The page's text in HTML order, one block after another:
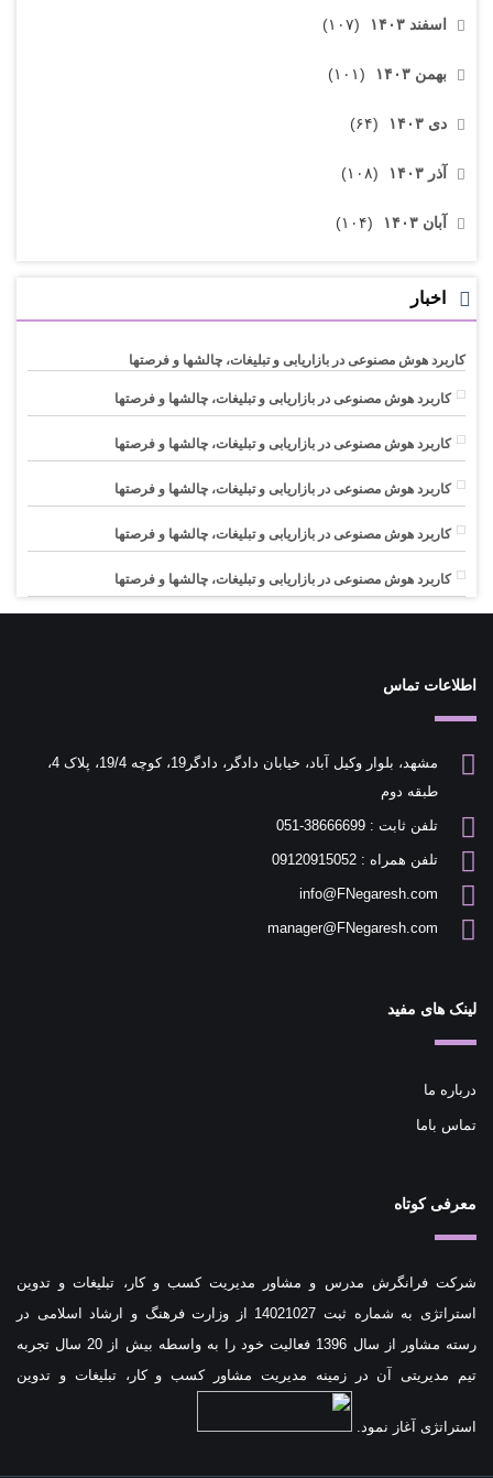
اسفند ۱۴۰۳ (۱۰۷)
بهمن ۱۴۰۳ (۱۰۱)
دی ۱۴۰۳ (۶۴)
آذر ۱۴۰۳ (۱۰۸)
آبان ۱۴۰۳ (۱۰۴)
اخبار
کاربرد هوش مصنوعی در بازاریابی و تبلیغات، چالشها و فرصتها
کاربرد هوش مصنوعی در بازاریابی و تبلیغات، چالشها و فرصتها
کاربرد هوش مصنوعی در بازاریابی و تبلیغات، چالشها و فرصتها
کاربرد هوش مصنوعی در بازاریابی و تبلیغات، چالشها و فرصتها
کاربرد هوش مصنوعی در بازاریابی و تبلیغات، چالشها و فرصتها
کاربرد هوش مصنوعی در بازاریابی و تبلیغات، چالشها و فرصتها
اطلاعات تماس
مشهد، بلوار وکیل آباد، خیابان دادگر، دادگر19، کوچه 19/4، پلاک 4،
طبقه دوم
تلفن ثابت : 38666699-051
تلفن همراه : 09120915052
info@FNegaresh.com
manager@FNegaresh.com
لینک های مفید
درباره ما
تماس باما
معرفی کوتاه
شرکت فرانگرش مدرس و مشاور مدیریت کسب و کار، تبلیغات و تدوین
استراتژی به شماره ثبت 14021027 از وزارت فرهنگ و ارشاد اسلامی در
رسته مشاور از سال 1396 فعالیت خود را به واسطه بیش از 20 سال تجربه
تیم مدیریتی آن در زمینه مدیریت مشاور کسب و کار، تبلیغات و تدوین
استراتژی آغاز نمود.